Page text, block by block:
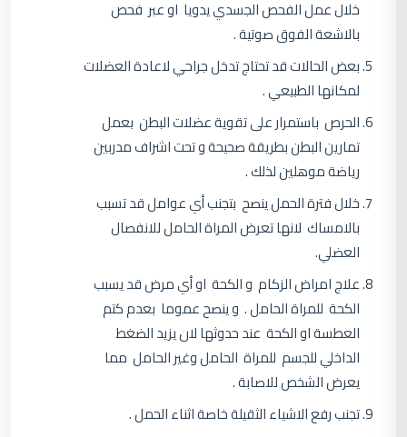
خلال عمل الفحص الجسدي يدويا او عبر فحص
بالاشعة الفوق صوتية .
بعض الحالات قد تحتاج تدخل جراحي لاعادة العضلات
لمكانها الطبيعي .
الحرص باستمرار على تقوية عضلات البطن بعمل
تمارين البطن بطريقة صحيحة و تحت اشراف مدربين
رياضة موهلين لذلك .
خلال فترة الحمل ينصح بتجنب أي عوامل قد تسبب
بالامساك لانها تعرض المراة الحامل للانفصال
العضلي.
علاج امراض الزكام و الكحة او أي مرض قد يسبب
الكحة للمراة الحامل . و ينصح عموما بعدم كتم
العطسة او الكحة عند حدوثها لان يزيد الضغط
الداخلي للجسم للمراة الحامل وغير الحامل مما
يعرض الشخص للاصابة .
تجنب رفع الاشياء الثقيلة خاصة اثناء الحمل .